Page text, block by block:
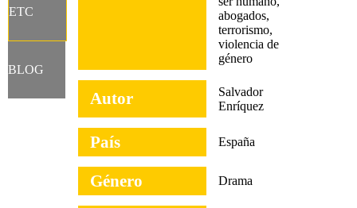
ETC
BLOG
nueva
abogados,
terrorismo,
violencia de
género
Autor
Salvador
Enríquez
País España
Género Drama